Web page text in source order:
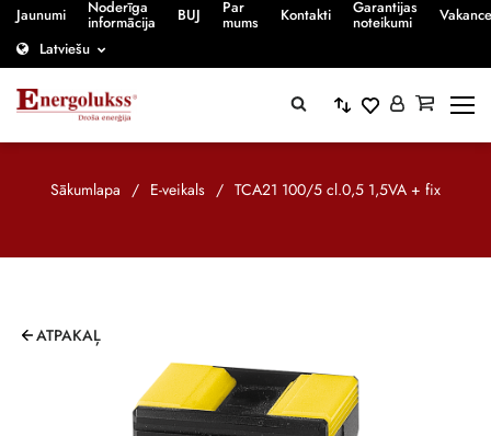
Jaunumi Noderīga
informācija BUJ Par
mums Kontakti Garantijas
noteikumi
Latviešu
Sākumlapa / E-veikals / TCA21 100/5 cl.0,5 1,5VA + fix
ATPAKAĻ